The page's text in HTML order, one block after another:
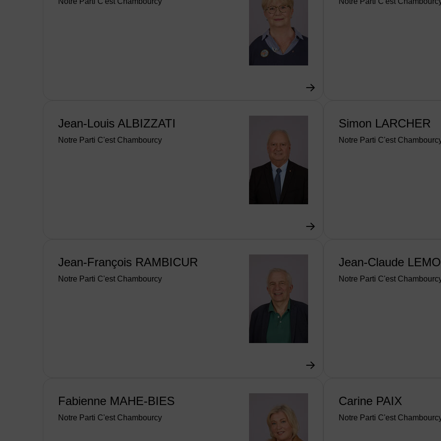
Jean-Louis ALBIZZATI
Notre Parti C'est Chambourcy
Simon LARCHER
Notre Parti C'est
Jean-François RAMBICUR
Notre Parti C'est Chambourcy
Jean-Claude
Notre Parti C'est
Fabienne MAHE-BIES
Notre Parti C'est Chambourcy
Carine PAIX
Notre Parti C'est